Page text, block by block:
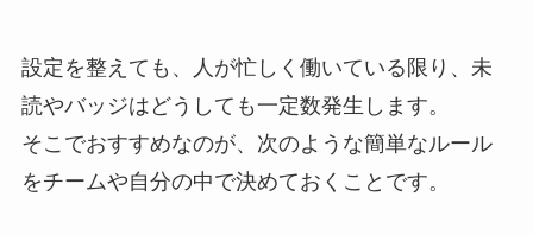
設定を整えても、人が忙しく働いている限り、未
読やバッジはどうしても一定数発生します。
そこでおすすめなのが、次のような簡単なルール
をチームや自分の中で決めておくことです。